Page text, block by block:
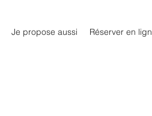
Je propose aussi Réserver en